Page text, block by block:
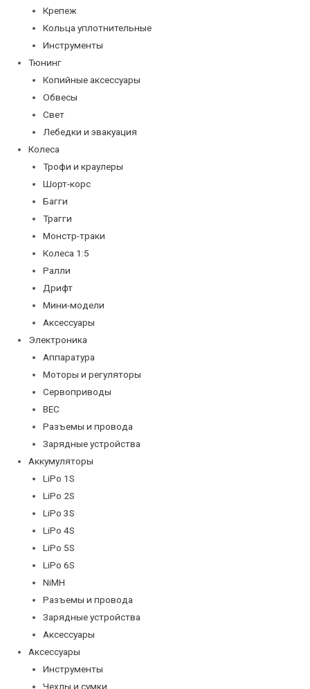
Крепеж
Кольца уплотнительные
Инструменты
Тюнинг
Копийные аксессуары
Обвесы
Свет
Лебедки и эвакуация
Колеса
Трофи и краулеры
Шорт-корс
Багги
Трагги
Монстр-траки
Колеса 1:5
Ралли
Дрифт
Мини-модели
Аксессуары
Электроника
Аппаратура
Моторы и регуляторы
Сервоприводы
BEC
Разъемы и провода
Зарядные устройства
Аккумуляторы
LiPo 1S
LiPo 2S
LiPo 3S
LiPo 4S
LiPo 5S
LiPo 6S
NiMH
Разъемы и провода
Зарядные устройства
Аксессуары
Аксессуары
Инструменты
Чехлы и сумки